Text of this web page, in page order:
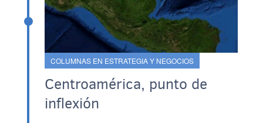
COLUMNAS EN ESTRATEGIA Y NEGOCIOS
Centroamérica, punto de
inflexión